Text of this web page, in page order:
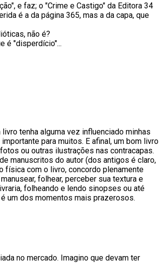
e faz; o "Crime e Castigo" da Editora 34
é a da página 365, mas a da capa, que
não é?
é "disperdício"...
tenha alguma vez influenciado minhas
para muitos. E afinal, um bom livro
ou outras ilustrações nas contracapas.
manuscritos do autor (dos antigos é claro,
física com o livro, concordo plenamente
folhear, perceber sua textura e
folheando e lendo sinopses ou até
um dos momentos mais prazerosos.
no mercado. Imagino que devam ter